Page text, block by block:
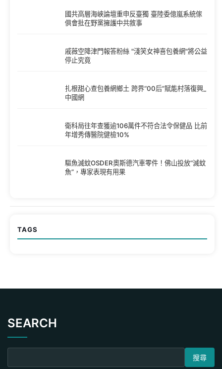
國共高層海峽論壇重申反臺獨 臺陸委億嵐系統傢
俱會批在野黨擁護中共敘事
戚薇空降津門報答粉絲 "淺笑女神喜包養網"將公益
停止究竟
扎根甜心查包養網鄉土 跨界“00后”賦能村落復興_
中國網
衛科局往年查獲逾106萬件不符合法令保健品 比前
年增秀傳醫院健檢10%
驅魚滅蚊OSDER奧斯德汽車零件！佛山投放“滅蚊
魚”，專家表現有用果
TAGS
SEARCH
搜尋關鍵字: